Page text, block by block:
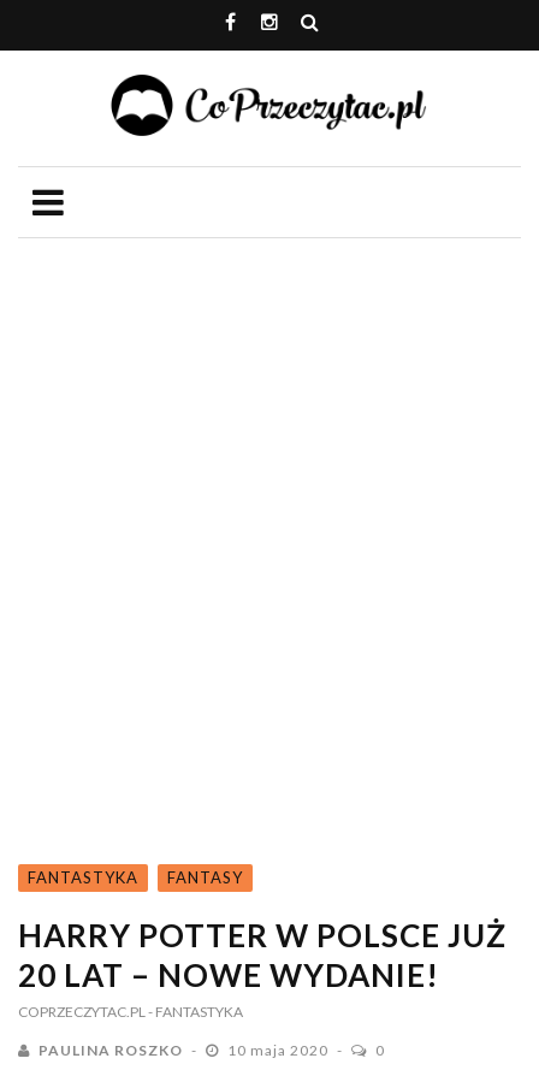
FANTASTYKA FANTASY
HARRY POTTER W POLSCE JUŻ
20 LAT – NOWE WYDANIE!
COPRZECZYTAC.PL - FANTASTYKA
PAULINA ROSZKO 10 maja 2020 0